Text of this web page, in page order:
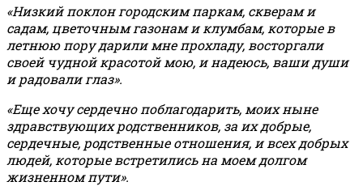
«Низкий поклон городским паркам, скверам и
садам, цветочным газонам и клумбам, которые в
летнюю пору дарили мне прохладу, восторгали
своей чудной красотой мою, и надеюсь, ваши души
и радовали глаз».
«Еще хочу сердечно поблагодарить, моих ныне
здравствующих родственников, за их добрые,
сердечные, родственные отношения, и всех добрых
людей, которые встретились на моем долгом
жизненном пути».